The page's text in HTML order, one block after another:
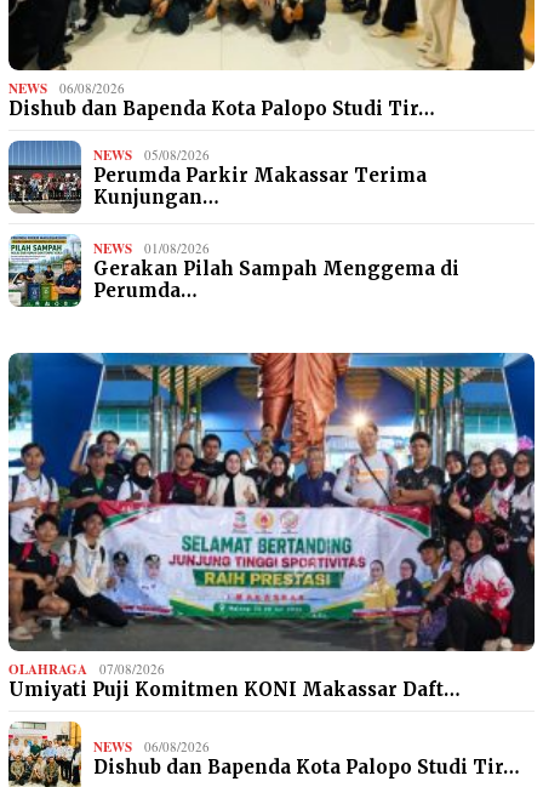
NEWS 06/08/2026
Dishub dan Bapenda Kota Palopo Studi Tir…
NEWS 05/08/2026
Perumda Parkir Makassar Terima
Kunjungan…
NEWS 01/08/2026
Gerakan Pilah Sampah Menggema di
Perumda…
OLAHRAGA 07/08/2026
Umiyati Puji Komitmen KONI Makassar Daft…
NEWS 06/08/2026
Dishub dan Bapenda Kota Palopo Studi Tir…